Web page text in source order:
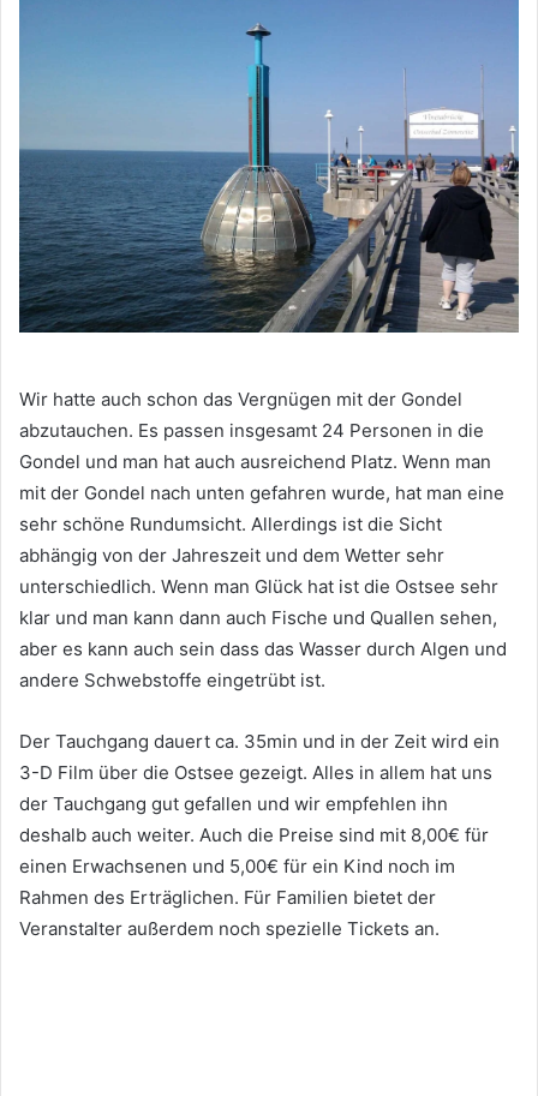
Wir hatte auch schon das Vergnügen mit der Gondel
abzutauchen. Es passen insgesamt 24 Personen in die
Gondel und man hat auch ausreichend Platz. Wenn man
mit der Gondel nach unten gefahren wurde, hat man eine
sehr schöne Rundumsicht. Allerdings ist die Sicht
abhängig von der Jahreszeit und dem Wetter sehr
unterschiedlich. Wenn man Glück hat ist die Ostsee sehr
klar und man kann dann auch Fische und Quallen sehen,
aber es kann auch sein dass das Wasser durch Algen und
andere Schwebstoffe eingetrübt ist.
Der Tauchgang dauert ca. 35min und in der Zeit wird ein
3-D Film über die Ostsee gezeigt. Alles in allem hat uns
der Tauchgang gut gefallen und wir empfehlen ihn
deshalb auch weiter. Auch die Preise sind mit 8,00€ für
einen Erwachsenen und 5,00€ für ein Kind noch im
Rahmen des Erträglichen. Für Familien bietet der
Veranstalter außerdem noch spezielle Tickets an.